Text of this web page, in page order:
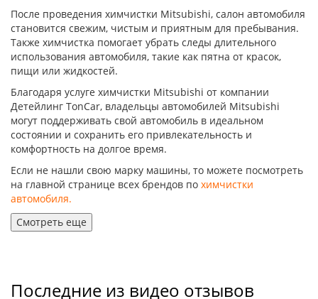
После проведения химчистки Mitsubishi, салон автомобиля
становится свежим, чистым и приятным для пребывания.
Также химчистка помогает убрать следы длительного
использования автомобиля, такие как пятна от красок,
пищи или жидкостей.
Благодаря услуге химчистки Mitsubishi от компании
Детейлинг TonCar, владельцы автомобилей Mitsubishi
могут поддерживать свой автомобиль в идеальном
состоянии и сохранить его привлекательность и
комфортность на долгое время.
Если не нашли свою марку машины, то можете посмотреть
на главной странице всех брендов по химчистки
автомобиля.
Смотреть еще
Последние из видео отзывов